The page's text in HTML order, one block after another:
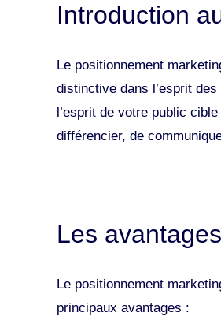
Introduction
Le positionnement
distinctive dans l’esprit
l’esprit de votre public
différencier, de
Les
Le positionnement
principaux avantages :